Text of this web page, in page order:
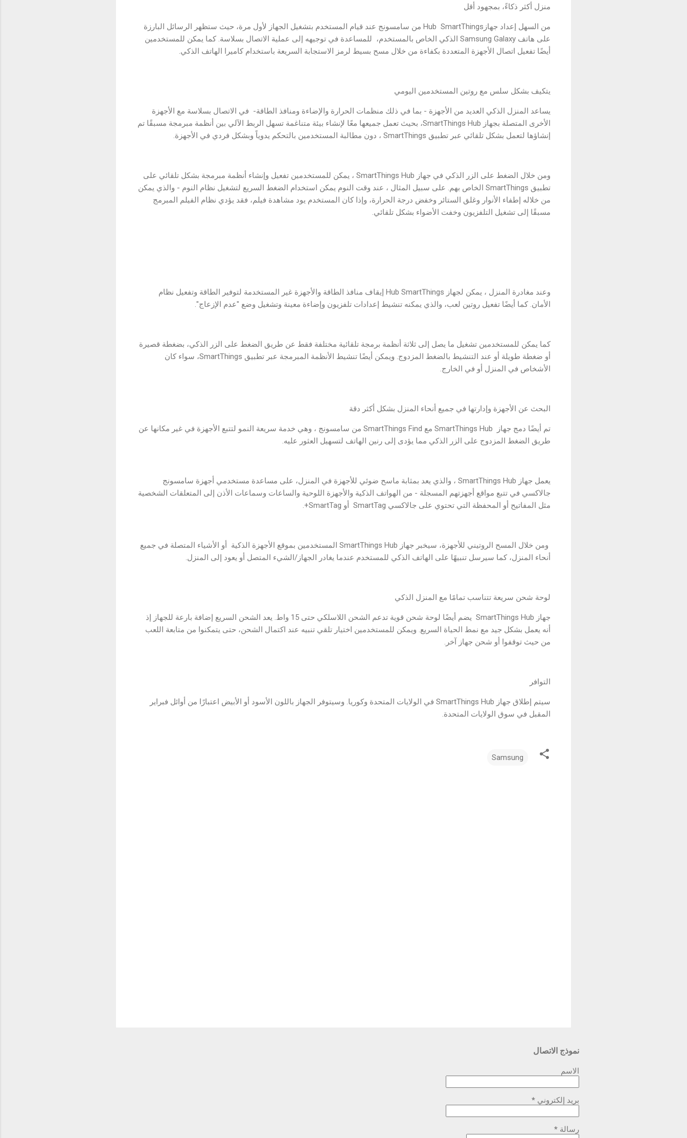
منزل أكثر ذكاءً، بمجهود أقل
من السهل إعداد جهازHub SmartThings من سامسونج عند قيام المستخدم بتشغيل الجهاز لأول مرة، حيث ستظهر الرسائل البارزة
على هاتف Samsung Galaxy الذكي الخاص بالمستخدم، للمساعدة في توجيهه إلى عملية الاتصال بسلاسة. كما يمكن للمستخدمين
أيضًا تفعيل اتصال الأجهزة المتعددة بكفاءة من خلال مسح بسيط لرمز الاستجابة السريعة باستخدام كاميرا الهاتف الذكي.
يتكيف بشكل سلس مع روتين المستخدمين اليومي
يساعد المنزل الذكي العديد من الأجهزة - بما في ذلك منظمات الحرارة والإضاءة ومنافذ الطاقة- في الاتصال بسلاسة مع الأجهزة
الأخرى المتصلة بجهاز SmartThings Hub، بحيث تعمل جميعها معًا لإنشاء بيئة متناغمة تسهل الربط الآلي بين أنظمة مبرمجة مسبقًا تم
إنشاؤها لتعمل بشكل تلقائي عبر تطبيق SmartThings ، دون مطالبة المستخدمين بالتحكم يدوياً وبشكل فردي في الأجهزة.
ومن خلال الضغط على الزر الذكي في جهاز SmartThings Hub ، يمكن للمستخدمين تفعيل وإنشاء أنظمة مبرمجة بشكل تلقائي على
تطبيق SmartThings الخاص بهم. على سبيل المثال ، عند وقت النوم يمكن استخدام الضغط السريع لتشغيل نظام النوم - والذي يمكن
من خلاله إطفاء الأنوار وغلق الستائر وخفض درجة الحرارة، وإذا كان المستخدم يود مشاهدة فيلم، فقد يؤدي نظام الفيلم المبرمج
مسبقًا إلى تشغيل التلفزيون وخفت الأضواء بشكل تلقائي.
وعند مغادرة المنزل ، يمكن لجهاز Hub SmartThings إيقاف منافذ الطاقة والأجهزة غير المستخدمة لتوفير الطاقة وتفعيل نظام
الأمان. كما أيضًا تفعيل روتين لعب، والذي يمكنه تنشيط إعدادات تلفزيون وإضاءة معينة وتشغيل وضع "عدم الإزعاج".
كما يمكن للمستخدمين تشغيل ما يصل إلى ثلاثة أنظمة برمجة تلقائية مختلفة فقط عن طريق الضغط على الزر الذكي، بضغطة قصيرة
أو ضغطة طويلة أو عند التنشيط بالضغط المزدوج. ويمكن أيضًا تنشيط الأنظمة المبرمجة عبر تطبيق SmartThings، سواء كان
الأشخاص في المنزل أو في الخارج.
البحث عن الأجهزة وإدارتها في جميع أنحاء المنزل بشكل أكثر دقة
تم أيضًا دمج جهاز SmartThings Hub مع SmartThings Find من سامسونج ، وهي خدمة سريعة النمو لتتبع الأجهزة في غير مكانها عن
طريق الضغط المزدوج على الزر الذكي مما يؤدى إلى رنين الهاتف لتسهيل العثور عليه.
يعمل جهاز SmartThings Hub ، والذي يعد بمثابة ماسح ضوئي للأجهزة في المنزل، على مساعدة مستخدمي أجهزة سامسونج
جالاكسي في تتبع مواقع أجهزتهم المسجلة - من الهواتف الذكية والأجهزة اللوحية والساعات وسماعات الأذن إلى المتعلقات الشخصية
مثل المفاتيح أو المحفظة التي تحتوي على جالاكسي SmartTag أو SmartTag+.
ومن خلال المسح الروتيني للأجهزة، سيخبر جهاز SmartThings Hub المستخدمين بموقع الأجهزة الذكية أو الأشياء المتصلة في جميع
أنحاء المنزل، كما سيرسل تنبيهًا على الهاتف الذكي للمستخدم عندما يغادر الجهاز/الشيء المتصل أو يعود إلى المنزل.
لوحة شحن سريعة تتناسب تمامًا مع المنزل الذكي
جهاز SmartThings Hub يضم أيضًا لوحة شحن قوية تدعم الشحن اللاسلكي حتى 15 واط. يعد الشحن السريع إضافة بارعة للجهاز إذ
أنه يعمل بشكل جيد مع نمط الحياة السريع. ويمكن للمستخدمين اختيار تلقي تنبيه عند اكتمال الشحن، حتى يتمكنوا من متابعة اللعب
من حيث توقفوا أو شحن جهاز آخر.
التوافر
سيتم إطلاق جهاز SmartThings Hub في الولايات المتحدة وكوريا. وسيتوفر الجهاز باللون الأسود أو الأبيض اعتبارًا من أوائل فبراير
المقبل في سوق الولايات المتحدة.
Samsung
نموذج الاتصال
الاسم
بريد إلكتروني *
رسالة *